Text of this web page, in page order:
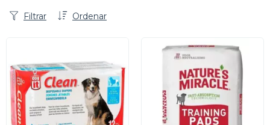
Ordenar
Filtrar